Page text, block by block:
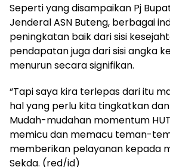
Seperti yang disampaikan Pj
Jenderal ASN Buteng, berbagai
peningkatan baik dari sisi
pendapatan juga dari sisi angka
menurun secara signifikan.
“Tapi saya kira terlepas dari itu
hal yang perlu kita tingkatkan
Mudah-mudahan momentum
memicu dan memacu teman-
memberikan pelayanan kepada
Sekda. (red/id)